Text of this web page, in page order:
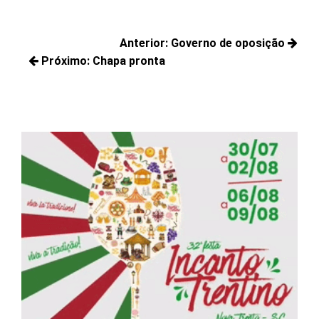
Navegação
de
Anterior: Governo de oposição
Próximo: Chapa pronta